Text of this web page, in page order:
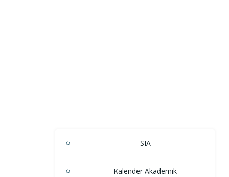
SIA
Kalender Akademik